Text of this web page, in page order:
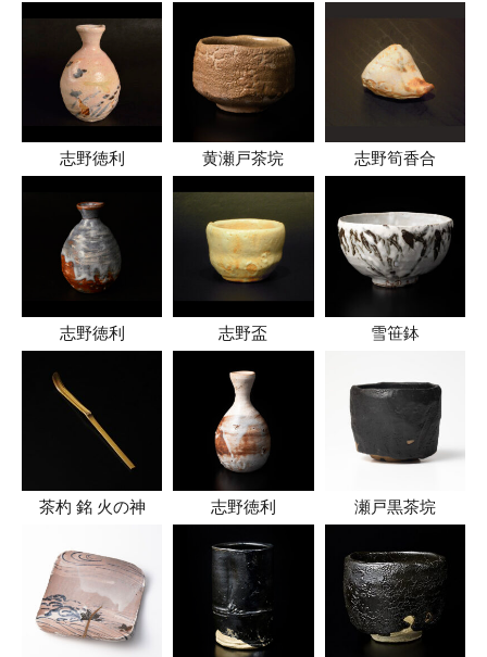
志野徳利 黄瀬戸茶垸 志野筍香合
志野徳利 志野盃 雪笹鉢
茶杓 銘 火の神 志野徳利 瀬戸黒茶垸